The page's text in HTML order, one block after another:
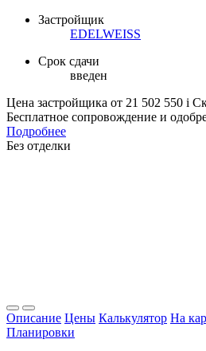
Застройщик
EDELWEISS
Срок сдачи
введен
Цена застройщика от 21 502 550 i
Бесплатное сопровождение и
Подробнее
Без отделки
Описание Цены Калькулятор На
Планировки